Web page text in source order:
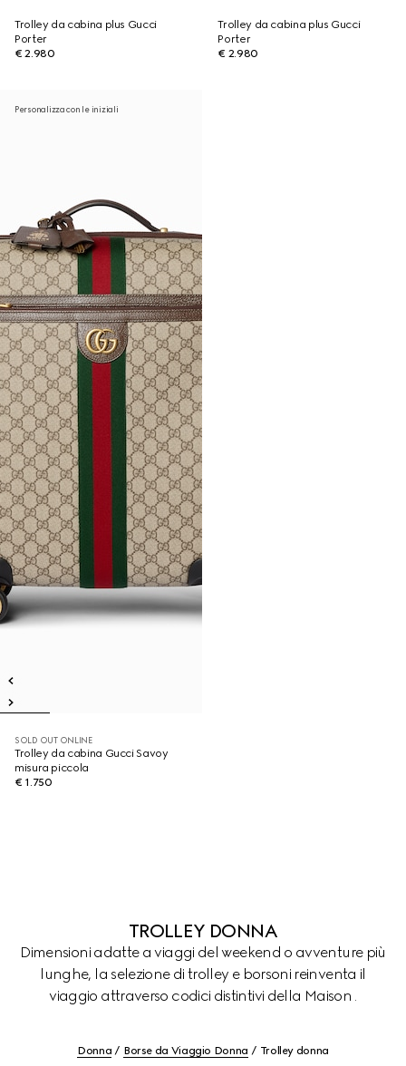
Trolley da cabina plus Gucci
Porter
€ 2.980
Trolley da cabina plus Gucci
Porter
€ 2.980
Personalizza con le iniziali
SOLD OUT ONLINE
Trolley da cabina Gucci Savoy
misura piccola
€ 1.750
TROLLEY DONNA
Dimensioni adatte a viaggi del weekend o avventure più
lunghe, la selezione di trolley e borsoni reinventa il
viaggio attraverso codici distintivi della Maison .
Donna Borse da Viaggio Donna Trolley donna